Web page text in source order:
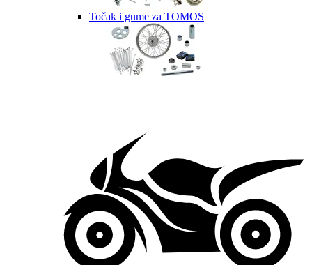
Točak i gume za TOMOS